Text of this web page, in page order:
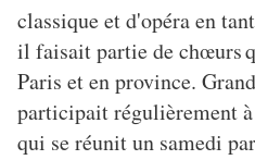
classique et d'opéra en
il faisait partie de chœurs
Paris et en province.
participait régulièrement
qui se réunit un samedi